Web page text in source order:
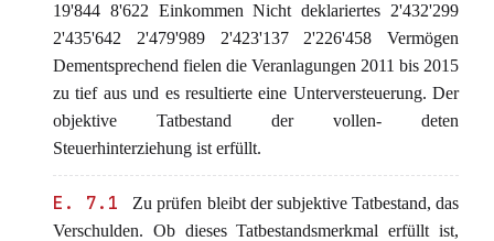
19'844 8'622 Einkommen Nicht deklariertes 2'432'299
2'435'642 2'479'989 2'423'137 2'226'458 Vermögen
Dementsprechend fielen die Veranlagungen 2011 bis 2015
zu tief aus und es resultierte eine Unterversteuerung. Der
objektive Tatbestand der vollen- deten
Steuerhinterziehung ist erfüllt.
E. 7.1
Zu prüfen bleibt der subjektive Tatbestand, das
Verschulden. Ob dieses Tatbestandsmerkmal erfüllt ist,